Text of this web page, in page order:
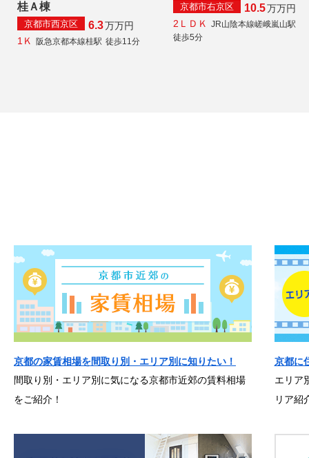
桂Ａ棟
京都市西京区 6.3万万円
1Ｋ
阪急京都本線桂駅 徒歩11分
京都市右京区 10.5万万円
2ＬＤＫ
JR山陰本線嵯峨嵐山駅
徒歩5分
京都の家賃相場を間取り別・エリア別に知りたい！
間取り別・エリア別に気になる京都市近郊の賃料相場
をご紹介！
京都に
エリア
リア紹